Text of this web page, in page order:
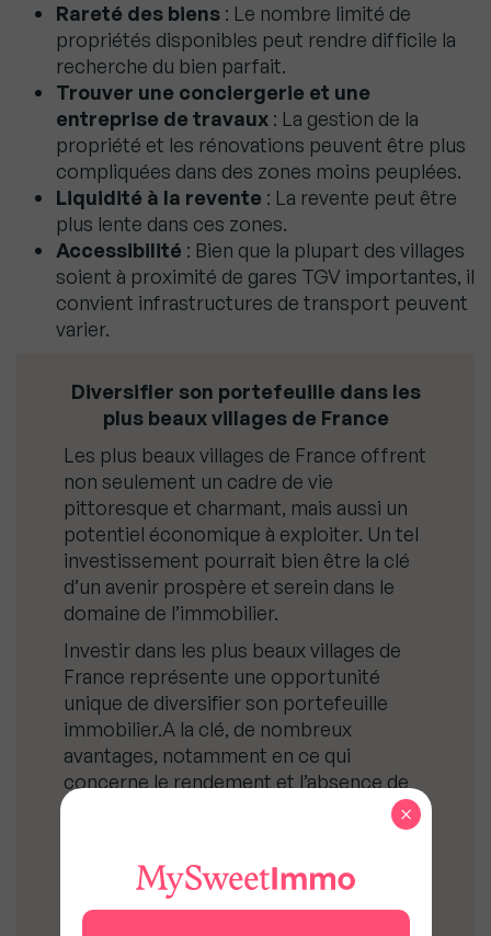
Rareté des biens : Le nombre limité de
propriétés disponibles peut rendre difficile la
recherche du bien parfait.
Trouver une conciergerie et une
entreprise de travaux : La gestion de la
propriété et les rénovations peuvent être plus
compliquées dans des zones moins peuplées.
Liquidité à la revente : La revente peut être
plus lente dans ces zones.
Accessibilité : Bien que la plupart des villages
soient à proximité de gares TGV importantes, il
convient infrastructures de transport peuvent
varier.
Diversifier son portefeuille dans les
plus beaux villages de France
Les plus beaux villages de France offrent
non seulement un cadre de vie
pittoresque et charmant, mais aussi un
potentiel économique à exploiter. Un tel
investissement pourrait bien être la clé
d’un avenir prospère et serein dans le
domaine de l’immobilier.
Investir dans les plus beaux villages de
France représente une opportunité
unique de diversifier son portefeuille
immobilier.A la clé, de nombreux
avantages, notamment en ce qui
concerne le rendement et l’absence de
contraintes spécifiques à la location
Cependant, l’investisseur doit être
conscient des défis, tels que la liquidité à
la revente et la rareté des biens. Il est
×